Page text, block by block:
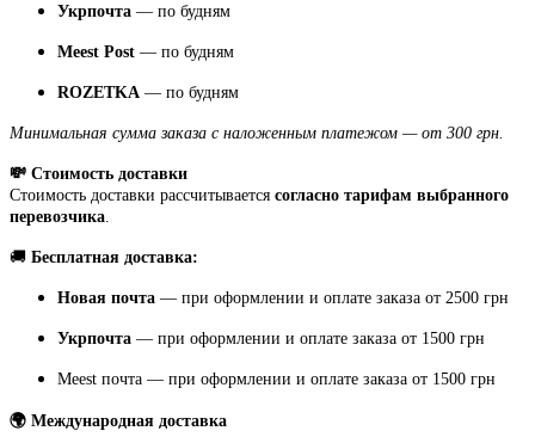
Укрпочта — по будням
Meest Post — по будням
ROZETKA — по будням
Минимальная сумма заказа с наложенным платежом — от 300 грн.
💸 Стоимость доставки
Стоимость доставки рассчитывается согласно тарифам выбранного
перевозчика
🚚 Бесплатная доставка:
Новая почта — при оформлении и оплате заказа от 2500 грн
Укрпочта — при оформлении и оплате заказа от 1500 грн
Meest почта — при оформлении и оплате заказа от 1500 грн
🌍 Международная доставка